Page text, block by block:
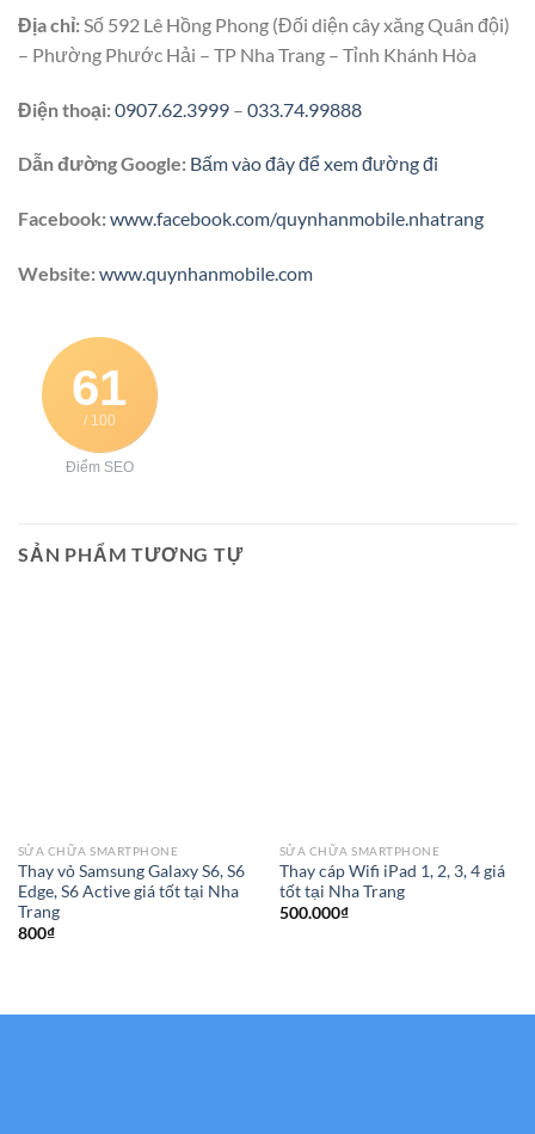
Địa chỉ:Số 592 Lê Hồng Phong (Đối diện cây xăng Quân đội)
– Phường Phước Hải – TP Nha Trang – Tỉnh Khánh Hòa
Điện thoại:0907.62.3999 – 033.74.99888
Dẫn đường Google: Bấm vào đây để xem đường đi
Facebook:www.facebook.com/quynhanmobile.nhatrang
Website:www.quynhanmobile.com
61
/ 100
Điểm SEO
SẢN PHẨM TƯƠNG TỰ
SỬA CHỮA SMARTPHONE
Thay vỏ Samsung Galaxy S6, S6
Edge, S6 Active giá tốt tại Nha
Trang
800₫
SỬA CHỮA SMARTPHONE
Thay cáp Wifi iPad 1, 2, 3, 4 giá
tốt tại Nha Trang
500.000₫